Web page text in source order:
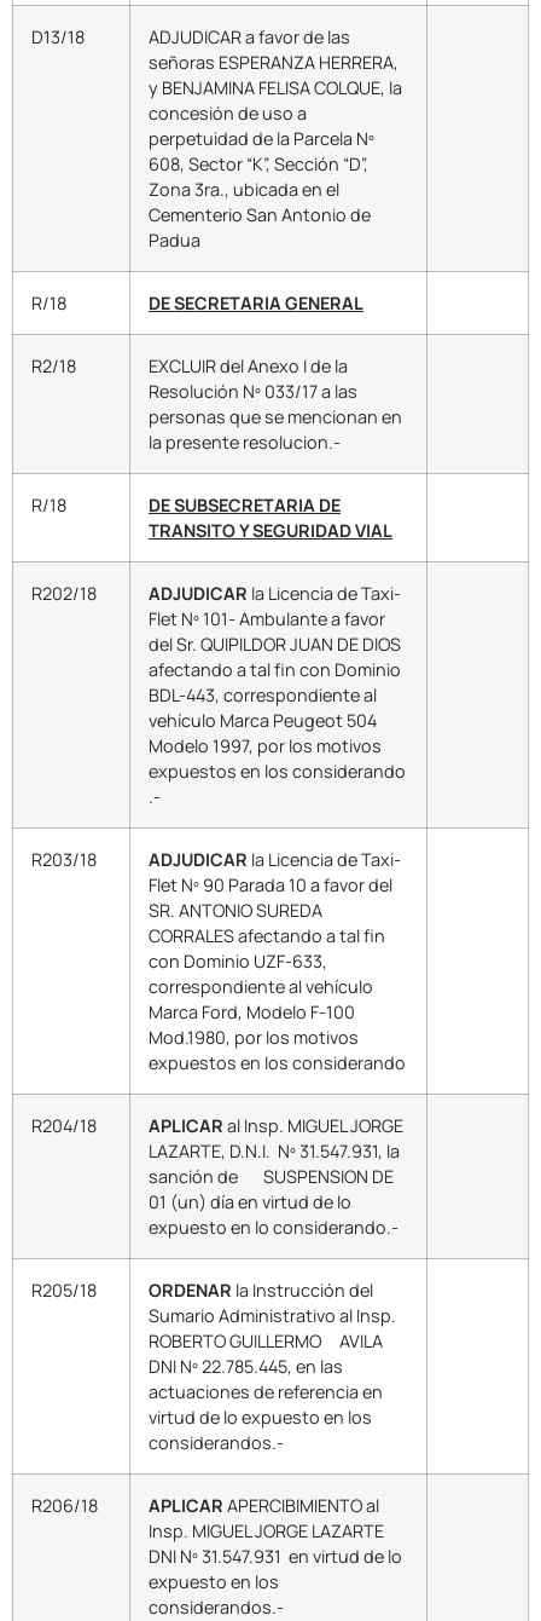
D13/18
ADJUDICAR a favor de las
señoras ESPERANZA HERRERA,
y BENJAMINA FELISA COLQUE, la
concesión de uso a
perpetuidad de la Parcela Nº
608, Sector “K”, Sección “D”,
Zona 3ra., ubicada en el
Cementerio San Antonio de
Padua
R/18 DE SECRETARIA GENERAL
R2/18
EXCLUIR del Anexo I de la
Resolución Nº 033/17 a las
personas que se mencionan en
la presente resolucion.-
R/18
DE SUBSECRETARIA DE
TRANSITO Y SEGURIDAD VIAL
R202/18 ADJUDICAR la Licencia de Taxi-
Flet Nº 101- Ambulante a favor
del Sr. QUIPILDOR JUAN DE DIOS
afectando a tal fin con Dominio
BDL-443, correspondiente al
vehículo Marca Peugeot 504
Modelo 1997, por los motivos
expuestos en los considerando
.-
R203/18 ADJUDICAR la Licencia de Taxi-
Flet Nº 90 Parada 10 a favor del
SR. ANTONIO SUREDA
CORRALES afectando a tal fin
con Dominio UZF-633,
correspondiente al vehículo
Marca Ford, Modelo F-100
Mod.1980, por los motivos
expuestos en los considerando
R204/18 APLICAR al Insp. MIGUEL JORGE
LAZARTE, D.N.I. Nº 31.547.931, la
sanción de SUSPENSION DE
01 (un) día en virtud de lo
expuesto en lo considerando.-
R205/18 ORDENAR la Instrucción del
Sumario Administrativo al Insp.
ROBERTO GUILLERMO AVILA
DNI Nº 22.785.445, en las
actuaciones de referencia en
virtud de lo expuesto en los
considerandos.-
R206/18 APLICAR APERCIBIMIENTO al
Insp. MIGUEL JORGE LAZARTE
DNI Nº 31.547.931 en virtud de lo
expuesto en los
considerandos.-